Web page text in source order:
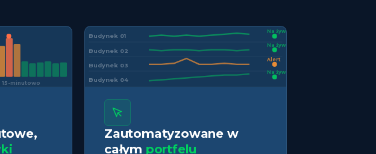
15-minutowo
Budynek 01
Na żywo
Budynek 02
Na żywo
Budynek 03
Alert
Budynek 04
Na żywo
Zautomatyzowane w
całym portfelu